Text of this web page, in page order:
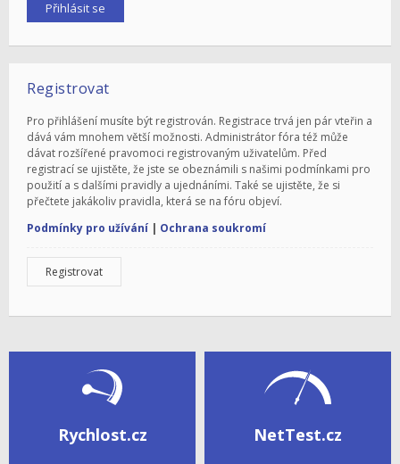
Registrovat
Pro přihlášení musíte být registrován. Registrace trvá jen pár vteřin a
dává vám mnohem větší možnosti. Administrátor fóra též může
dávat rozšířené pravomoci registrovaným uživatelům. Před
registrací se ujistěte, že jste se obeznámili s našimi podmínkami pro
použití a s dalšími pravidly a ujednáními. Také se ujistěte, že si
přečtete jakákoliv pravidla, která se na fóru objeví.
Podmínky pro užívání | Ochrana soukromí
Registrovat
Rychlost.cz NetTest.cz